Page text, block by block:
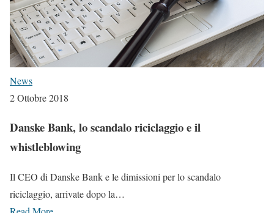
News
2 Ottobre 2018
Danske Bank, lo scandalo riciclaggio e il
whistleblowing
Il CEO di Danske Bank e le dimissioni per lo scandalo
riciclaggio, arrivate dopo la…